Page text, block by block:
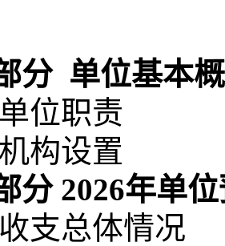
分 单位基本
位职责
构设置
分2026年单
支总体情况